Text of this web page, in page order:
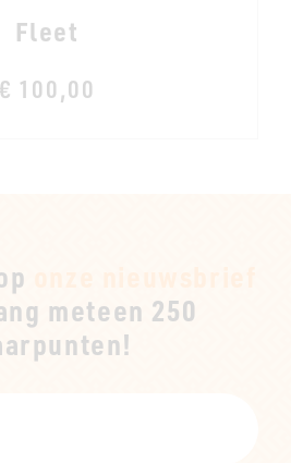
Fleet
€ 100,00
meteen 250